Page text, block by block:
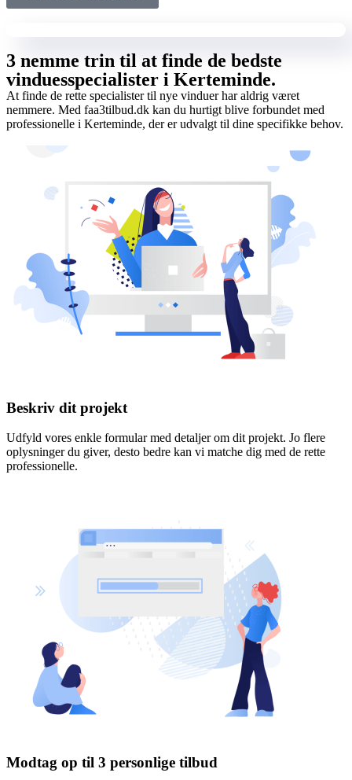
3 nemme trin til at finde de bedste
vinduesspecialister i Kerteminde.
At finde de rette specialister til nye vinduer har aldrig været
nemmere. Med faa3tilbud.dk kan du hurtigt blive forbundet med
professionelle i Kerteminde, der er udvalgt til dine specifikke behov.
Beskriv dit projekt
Udfyld vores enkle formular med detaljer om dit projekt. Jo flere
oplysninger du giver, desto bedre kan vi matche dig med de rette
professionelle.
Modtag op til 3 personlige tilbud